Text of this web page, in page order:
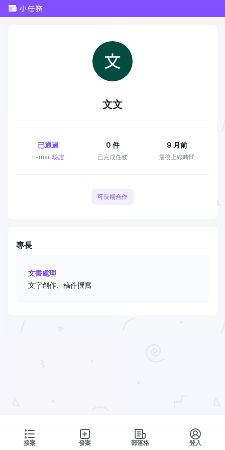
接案 發案 部落格 登入
文文
E-mail 驗證
已通過
已完成任務
0 件
最後上線時間
9 月前
可長期合作
專長
文書處理
文字創作、稿件撰寫